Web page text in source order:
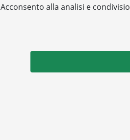
Acconsento alla analisi e